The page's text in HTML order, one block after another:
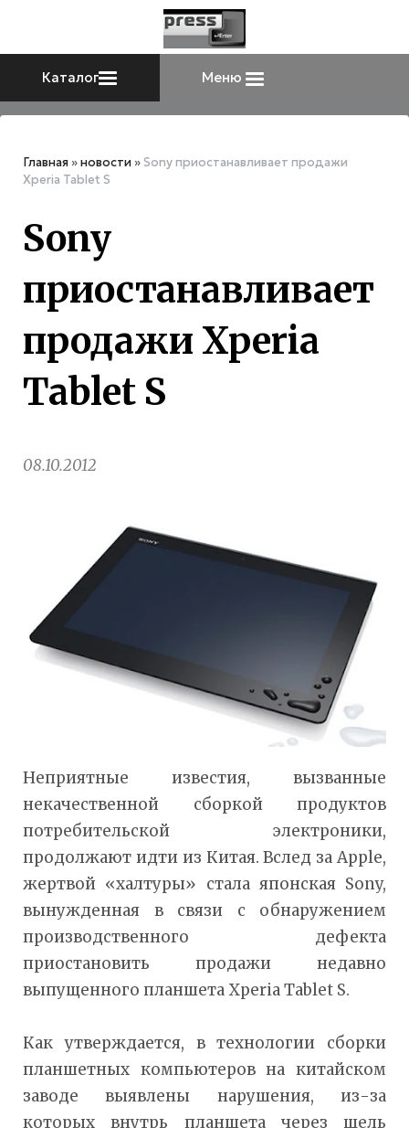
Каталог Меню
Главная »новости »Sony приостанавливает продажи
Xperia Tablet S
Sony
приостанавливает
продажи Xperia
Tablet S
08.10.2012
Неприятные известия, вызванные
некачественной сборкой продуктов
потребительской электроники,
продолжают идти из Китая. Вслед за Apple,
жертвой «халтуры» стала японская Sony,
вынужденная в связи с обнаружением
производственного дефекта
приостановить продажи недавно
выпущенного планшета Xperia Tablet S.
Как утверждается, в технологии сборки
планшетных компьютеров на китайском
заводе выявлены нарушения, из-за
которых внутрь планшета через щель